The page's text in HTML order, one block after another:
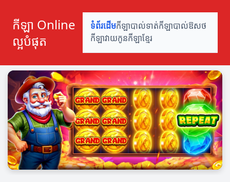
កីឡា Online
ល្អបំផុត
ទំព័រដើមកីឡាបាល់ទាត់កីឡាបាល់ឱសថ
កីឡាវាយកូនកីឡាខ្មែរ